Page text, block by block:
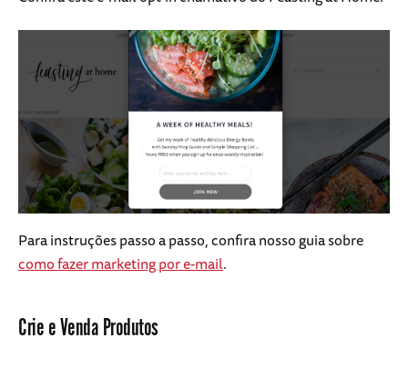
Para instruções passo a passo, confira nosso guia sobre
como fazer marketing por e-mail.
Crie e Venda Produtos